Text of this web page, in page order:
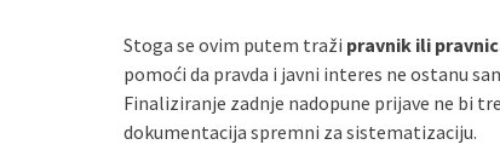
Stoga se ovim putem traži pravnik ili
pomoći da pravda i javni interes ne ostanu
Finaliziranje zadnje nadopune prijave ne bi
dokumentacija spremni za sistematizaciju.